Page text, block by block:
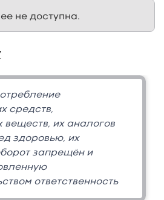
не доступна.
средств,
веществ, их аналогов
здоровью, их
запрещён и
ответственность